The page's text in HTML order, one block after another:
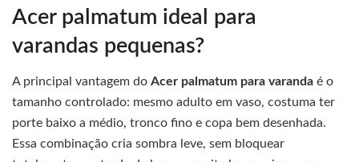
Acer palmatum ideal para
varandas pequenas?
A principal vantagem do Acer palmatum para varanda é o
tamanho controlado: mesmo adulto em vaso, costuma ter
porte baixo a médio, tronco fino e copa bem desenhada.
Essa combinação cria sombra leve, sem bloquear